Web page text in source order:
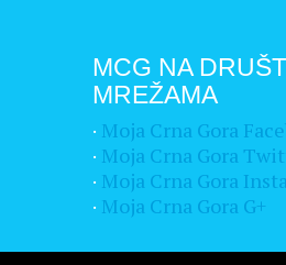
MCG NA
MREŽAMA
· Moja Crna Gora
· Moja Crna Gora
· Moja Crna Gora
· Moja Crna Gora G+